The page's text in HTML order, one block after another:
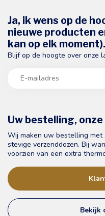
Uw bestelling,
Wij maken uw bestelling met
stevige verzenddozen. Bij
voorzien van een extra
Bekijk
Ja, ik wens op de
nieuwe producten
kan op elk moment).
Blijf op de hoogte over onze